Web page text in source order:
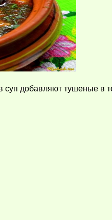
суп добавляют тушеные в